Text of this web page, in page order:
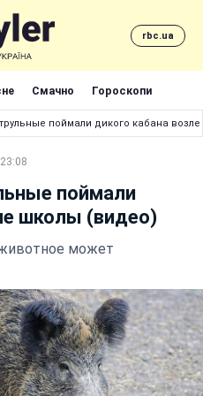
rbc.ua
Смачно Гороскопи
поймали дикого кабана
поймали
школы (видео)
может